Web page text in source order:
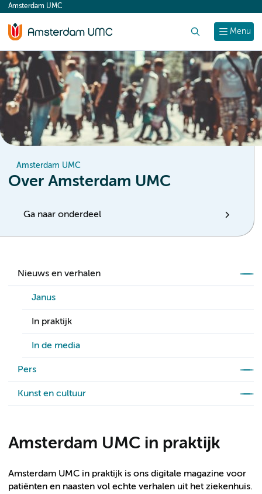
content
Menu
Amsterdam UMC
Amsterdam UMC
Over Amsterdam UMC
Ga naar onderdeel
Nieuws en verhalen
Janus
In praktijk
In de media
Pers
Kunst en cultuur
Amsterdam UMC in praktijk
Amsterdam UMC in praktijk is ons digitale magazine voor
patiënten en naasten vol echte verhalen uit het ziekenhuis.